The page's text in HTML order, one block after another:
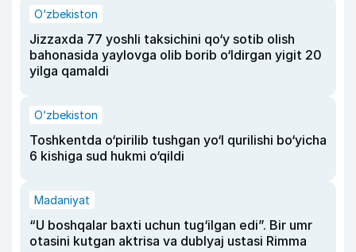
O‘zbekiston
Jizzaxda 77 yoshli taksichini qo‘y sotib olish
bahonasida yaylovga olib borib o‘ldirgan yigit 20
yilga qamaldi
O‘zbekiston
Toshkentda o‘pirilib tushgan yo‘l qurilishi bo‘yicha
6 kishiga sud hukmi o‘qildi
Madaniyat
“U boshqalar baxti uchun tug‘ilgan edi”. Bir umr
otasini kutgan aktrisa va dublyaj ustasi Rimma